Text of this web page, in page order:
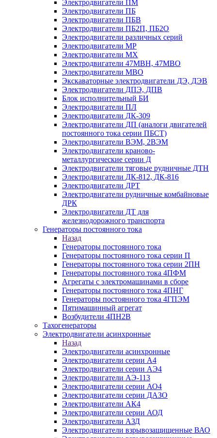
Электродвигатели ПМ
Электродвигатели ПБ
Электродвигатели ПБВ
Электродвигатели ПБ2П, ПБ2О
Электродвигатели различных серий
Электродвигатели МР
Электродвигатели MX
Электродвигатели 47MBH, 47МВО
Электродвигатели MBO
Экскаваторные электродвигатели ДЭ, ДЭВ
Электродвигатели ДПЭ, ДПВ
Блок исполнительный БИ
Электродвигатели ПЛ
Электродвигатели ДК-309
Электродвигатели ДП (аналоги двигателей
постоянного тока серии ПБСТ)
Электродвигатели ВЭМ, 2ВЭМ
Электродвигатели краново-
металлургические серии Д
Электродвигатели тяговые рудничные ДТН
Электродвигатели ДК-812, ДК-816
Электродвигатели ДРТ
Электродвигатели рудничные комбайновые
ДРК
Электродвигатели ДТ для
железнодорожного транспорта
Генераторы постоянного тока
Назад
Генераторы постоянного тока
Генераторы постоянного тока серии П
Генераторы постоянного тока серии 2ПН
Генераторы постоянного тока 4ПФМ
Агрегаты с электромашинами в сборе
Генераторы постоянного тока 4ПНГ
Генераторы постоянного тока 4ГПЭМ
Пятимашинный агрегат
Возбудители 4ПН2В
Тахогенераторы
Электродвигатели асинхронные
Назад
Электродвигатели асинхронные
Электродвигатели серии А4
Электродвигатели серии АЭ4
Электродвигатели АЭ-113
Электродвигатели серии АО4
Электродвигатели серии ДАЗО
Электродвигатели АК4
Электродвигатели серии АОД
Электродвигатели АЗД
Электродвигатели взрывозащищенные ВАО